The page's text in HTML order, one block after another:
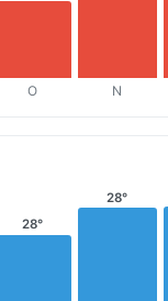
O N
28°
28°